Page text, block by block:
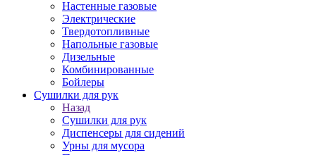
Настенные газовые
Электрические
Твердотопливные
Напольные газовые
Дизельные
Комбинированные
Бойлеры
Сушилки для рук
Назад
Сушилки для рук
Диспенсеры для сидений
Урны для мусора